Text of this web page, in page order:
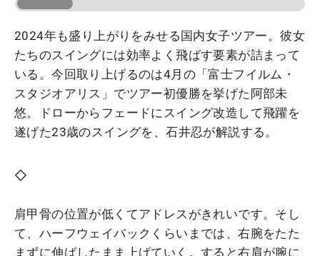
2024年も盛り上がりをみせる国内女子ツアー。彼女
たちのスイングには効率よく飛ばす要素が詰まって
いる。今回取り上げるのは4月の「富士フイルム・
スタジオアリス」でツアー初優勝を挙げた阿部未
悠。ドローからフェードにスイング改造して飛躍を
遂げた23歳のスイングを、石井忍が解説する。
◇
肩甲骨の位置が低くてアドレスがきれいです。そし
て、ハーフウェイバックくらいまでは、右腕をたた
まずに伸ばしたまま上げていく。すると右肩が腕に